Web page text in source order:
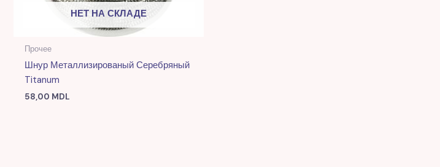
НЕТ НА СКЛАДЕ
Прочее
Шнур Металлизированый Серебряный
Titanum
58,00 MDL